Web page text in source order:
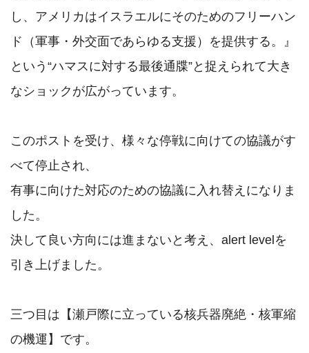
し、アメリカはイスラエルにそのためのフリーハン
ド（軍事・外交面であらゆる支援）を提供する。』
という“ハマスに対する最後通牒”と捉えられて大き
なショックが広がっています。
このポストを受け、様々な停戦に向けての協議がす
べて停止され、
有事に向けた対応のための協議に入れ替えになりま
した。
決して良い方向には進まないと考え、alert levelを
引き上げました。
三つ目は【瀬戸際に立っている核兵器廃絶・核軍縮
の機運】です。